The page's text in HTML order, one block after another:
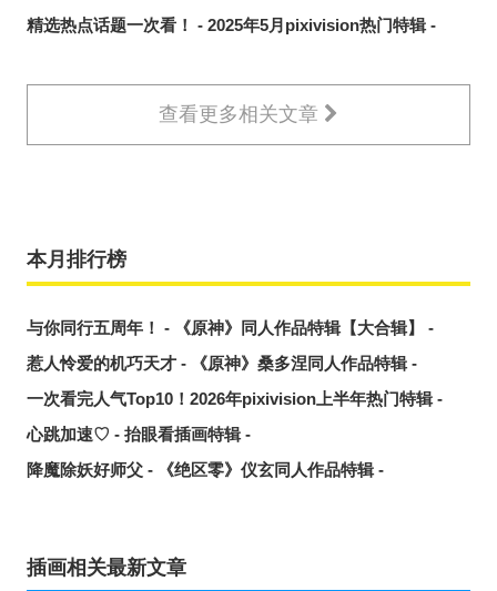
精选热点话题一次看！ - 2025年5月pixivision热门特辑 -
查看更多相关文章
本月排行榜
与你同行五周年！ - 《原神》同人作品特辑【大合辑】 -
惹人怜爱的机巧天才 - 《原神》桑多涅同人作品特辑 -
一次看完人气Top10！2026年pixivision上半年热门特辑 -
心跳加速♡ - 抬眼看插画特辑 -
降魔除妖好师父 - 《绝区零》仪玄同人作品特辑 -
插画相关最新文章